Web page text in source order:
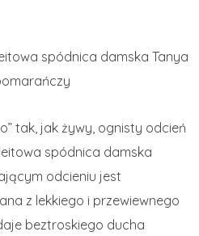
spódnica damska Tanya
tak, jak żywy, ognisty odcień
spódnica damska
odcieniu jest
z lekkiego i przewiewnego
beztroskiego ducha